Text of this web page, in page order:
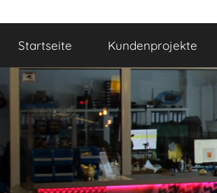
Radio
Kölsch
Hamburg
Lampenbau
Tipps
Startseite Kundenprojekte